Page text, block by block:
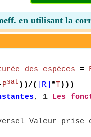
en utilisant la
des espèces =
Psat ))/( [R] *T)))
, 1 Les
Valeur prise